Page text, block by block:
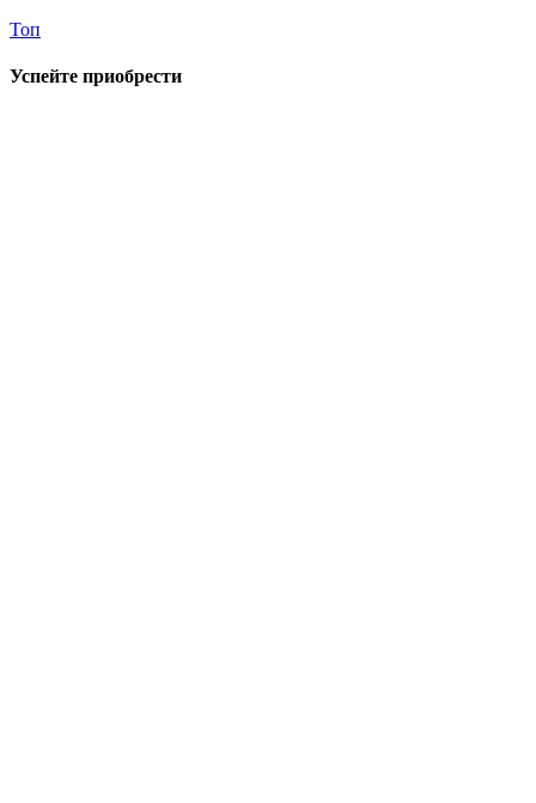
Топ
Успейте приобрести